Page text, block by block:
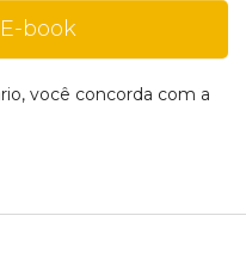
você concorda com a